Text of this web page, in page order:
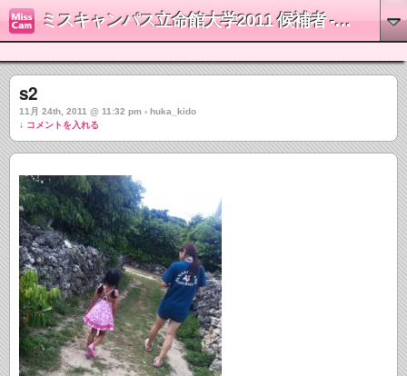
ミスキャンパス立命館大学2011 候補者 - 城戸楓花
s2
11月 24th, 2011 @ 11:32 pm › huka_kido
↓ コメントを入れる